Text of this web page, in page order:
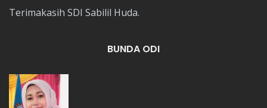
Terimakasih SDI Sabilil Huda.
BUNDA ODI